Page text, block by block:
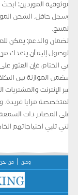
موثوقية الموردين: ابحث
وسجل حافل. الشحن
المنتج.
الضمان والدعم: يمكن
الوصول إليه أن ينقذك
يتضمن الموازنة بين
عبر الإنترنت
المتخصصة مزايا فريدة.
على المصادر ذات السمعة
التي تلبي احتياجاتهم
وطن من نحن